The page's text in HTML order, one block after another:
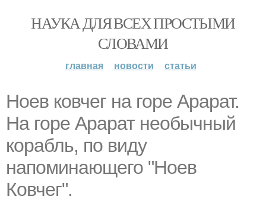
НАУКА ДЛЯ ВСЕХ ПРОСТЫМИ
СЛОВАМИ
главная новости статьи
Ноев ковчег на горе Арарат.
На горе Арарат необычный
корабль, по виду
напоминающего "Ноев
Ковчег".